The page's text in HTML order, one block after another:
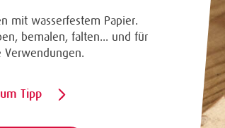
mit wasserfestem Papier.
bemalen, falten... und für
Verwendungen.
Tipp